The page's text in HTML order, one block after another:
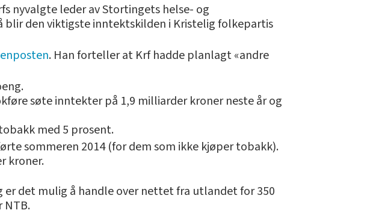
nyvalgte leder av Stortingets helse- og
blir den viktigste inntektskilden i Kristelig folkepartis
. Han forteller at Krf hadde planlagt «andre
søte inntekter på 1,9 milliarder kroner neste år og
med 5 prosent.
sommeren 2014 (for dem som ikke kjøper tobakk).
kroner.
det mulig å handle over nettet fra utlandet for 350
NTB.